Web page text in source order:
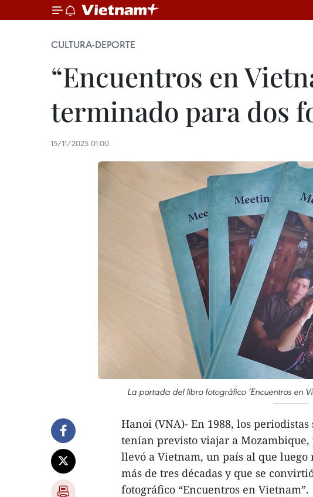
CULTURA-DEPORTE
“Encuentros en
terminado para dos
15/11/2025 01:00
La portada del libro fotográfico ‘Encuentros en
Hanoi (VNA)- En 1988, los
tenían previsto viajar a
llevó a Vietnam, un país al que luego
más de tres décadas y que se
fotográfico “Encuentros en Vietnam”.